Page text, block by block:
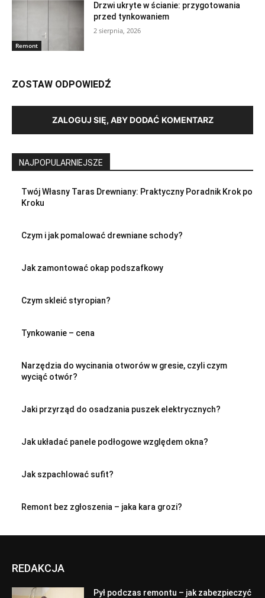
Remont
Drzwi ukryte w ścianie: przygotowania
przed tynkowaniem
2 sierpnia, 2026
ZOSTAW ODPOWIEDŹ
ZALOGUJ SIĘ, ABY DODAĆ KOMENTARZ
NAJPOPULARNIEJSZE
Twój Własny Taras Drewniany: Praktyczny Poradnik Krok po
Kroku
Czym i jak pomalować drewniane schody?
Jak zamontować okap podszafkowy
Czym skleić styropian?
Tynkowanie – cena
Narzędzia do wycinania otworów w gresie, czyli czym
wyciąć otwór?
Jaki przyrząd do osadzania puszek elektrycznych?
Jak układać panele podłogowe względem okna?
Jak szpachlować sufit?
Remont bez zgłoszenia – jaka kara grozi?
REDAKCJA
Pył podczas remontu – jak zabezpieczyć